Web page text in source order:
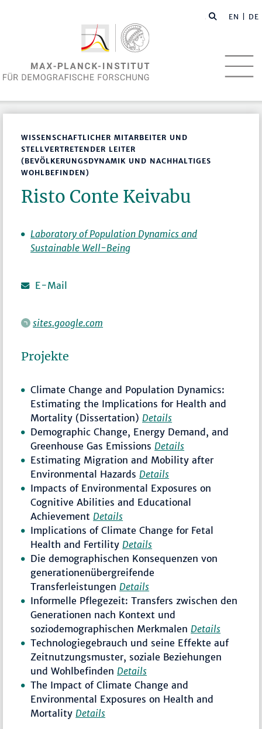
EN | DE
WISSENSCHAFTLICHER MITARBEITER UND
STELLVERTRETENDER LEITER
(BEVÖLKERUNGSDYNAMIK UND NACHHALTIGES
WOHLBEFINDEN)
Risto Conte Keivabu
Laboratory of Population Dynamics and
Sustainable Well-Being
E-Mail
sites.google.com
Projekte
Climate Change and Population Dynamics:
Estimating the Implications for Health and
Mortality (Dissertation) Details
Demographic Change, Energy Demand, and
Greenhouse Gas Emissions Details
Estimating Migration and Mobility after
Environmental Hazards Details
Impacts of Environmental Exposures on
Cognitive Abilities and Educational
Achievement Details
Implications of Climate Change for Fetal
Health and Fertility Details
Die demographischen Konsequenzen von
generationenübergreifende
Transferleistungen Details
Informelle Pflegezeit: Transfers zwischen den
Generationen nach Kontext und
soziodemographischen Merkmalen Details
Technologiegebrauch und seine Effekte auf
Zeitnutzungsmuster, soziale Beziehungen
und Wohlbefinden Details
The Impact of Climate Change and
Environmental Exposures on Health and
Mortality Details